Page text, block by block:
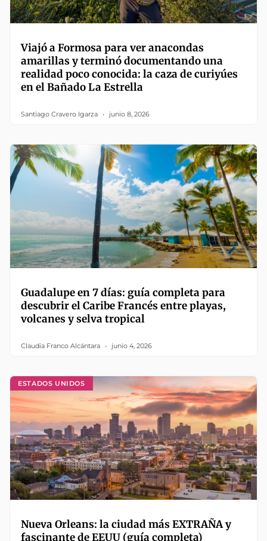
Viajó a Formosa para ver anacondas
amarillas y terminó documentando una
realidad poco conocida: la caza de curiyúes
en el Bañado La Estrella
Santiago Cravero Igarza junio 8, 2026
Guadalupe en 7 días: guía completa para
descubrir el Caribe Francés entre playas,
volcanes y selva tropical
Claudia Franco Alcántara junio 4, 2026
ESTADOS UNIDOS
Nueva Orleans: la ciudad más EXTRAÑA y
fascinante de EEUU (guía completa)